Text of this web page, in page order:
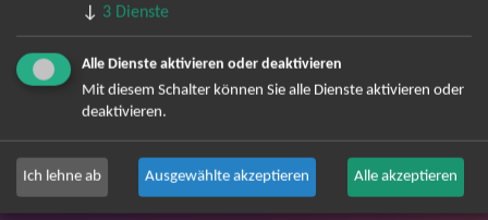
Herbert Grönemeyer Tickets
Deep Purple Tickets
Howard Carpendale Tickets
Jan Delay & Disko No.1 Tickets
Mark Forster Tickets
↓ 3 Dienste
Alle Dienste aktivieren oder deaktivieren
Mit diesem Schalter können Sie alle Dienste aktivieren oder
deaktivieren.
Ich lehne ab Ausgewählte akzeptieren Alle akzeptieren